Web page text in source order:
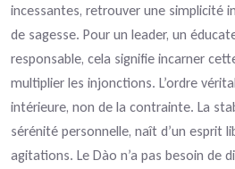
incessantes, retrouver une simplicité
de sagesse. Pour un leader, un
responsable, cela signifie incarner
multiplier les injonctions. L’ordre
intérieure, non de la contrainte. La
sérénité personnelle, naît d’un esprit
agitations. Le Dào n’a pas besoin de